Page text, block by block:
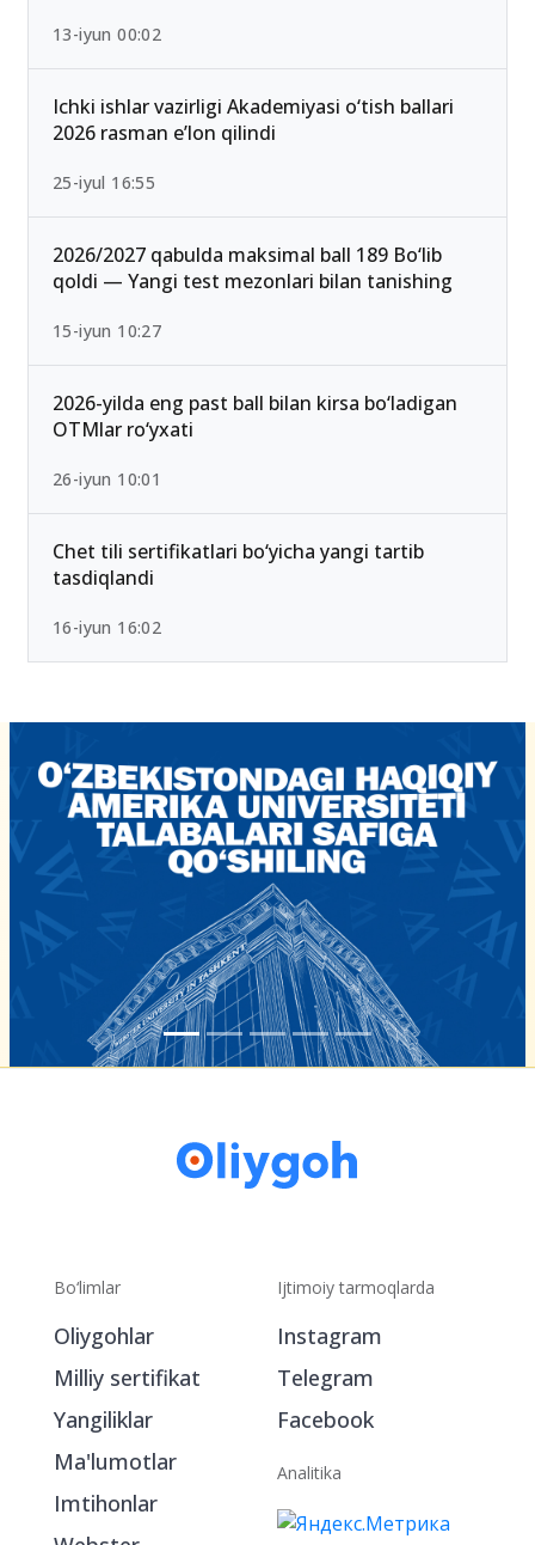
13-iyun 00:02
Ichki ishlar vazirligi Akademiyasi o‘tish ballari
2026 rasman e’lon qilindi
25-iyul 16:55
2026/2027 qabulda maksimal ball 189 Bo‘lib
qoldi — Yangi test mezonlari bilan tanishing
15-iyun 10:27
2026-yilda eng past ball bilan kirsa bo‘ladigan
OTMlar ro‘yxati
26-iyun 10:01
Chet tili sertifikatlari bo‘yicha yangi tartib
tasdiqlandi
16-iyun 16:02
Bo‘limlar
Oliygohlar
Milliy sertifikat
Yangiliklar
Ma'lumotlar
Imtihonlar
Ijtimoiy tarmoqlarda
Instagram
Telegram
Facebook
Analitika